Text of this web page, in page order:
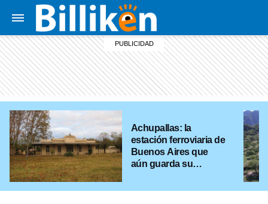
Achupallas: la
estación ferroviaria de
Buenos Aires que
aún guarda su